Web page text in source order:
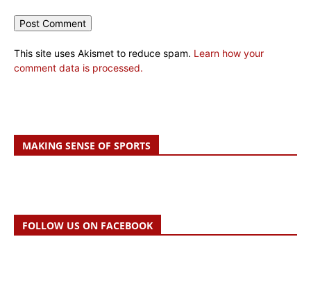
This site uses Akismet to reduce spam. Learn how your
comment data is processed.
MAKING SENSE OF SPORTS
FOLLOW US ON FACEBOOK